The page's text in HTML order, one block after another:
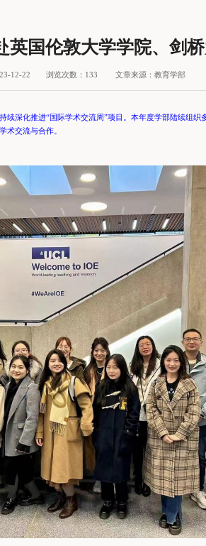
英国伦敦大学学院、剑
12-22 浏览次数： 133 文章来源：教育学部
深化推进“国际学术交流周”项目。本年度学部陆续组
术交流与合作。